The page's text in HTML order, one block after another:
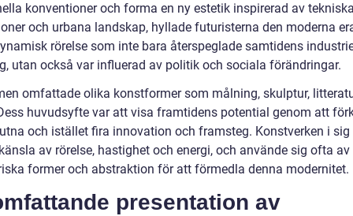
konventioner och forma en ny estetik inspirerad av
och urbana landskap, hyllade futuristerna den moderna
rörelse som inte bara återspeglade samtidens
utan också var influerad av politik och sociala förändringar.
omfattade olika konstformer som målning, skulptur,
huvudsyfte var att visa framtidens potential genom att
och istället fira innovation och framsteg. Konstverken i sig
av rörelse, hastighet och energi, och använde sig ofta av
former och abstraktion för att förmedla denna modernitet.
presentation av